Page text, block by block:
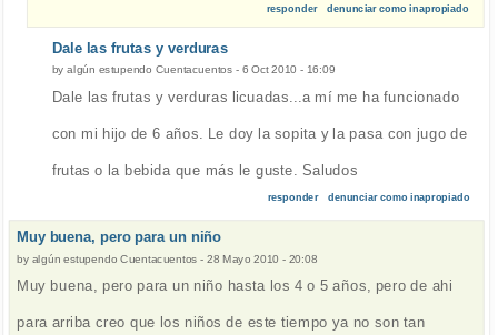
responder denunciar como inapropiado
Dale las frutas y verduras
byalgún estupendo Cuentacuentos - 6 Oct 2010 - 16:09
Dale las frutas y verduras licuadas...a mí me ha funcionado
con mi hijo de 6 años. Le doy la sopita y la pasa con jugo de
frutas o la bebida que más le guste. Saludos
responder denunciar como inapropiado
Muy buena, pero para un niño
by algún estupendo Cuentacuentos - 28 Mayo 2010 - 20:08
Muy buena, pero para un niño hasta los 4 o 5 años, pero de ahi
para arriba creo que los niños de este tiempo ya no son tan